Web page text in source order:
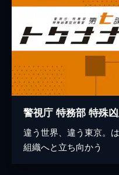
違う世界、違う東京。
組織へと立ち向かう